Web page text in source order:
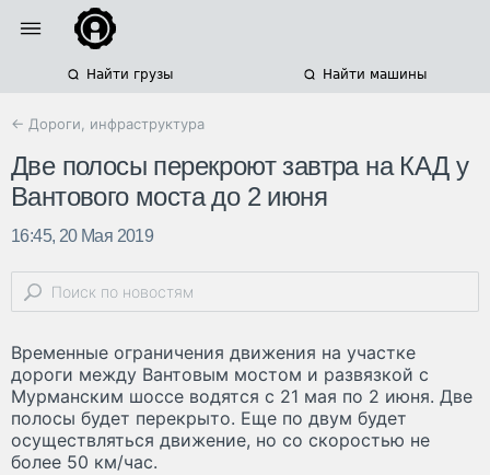
Найти грузы Найти машины
← Дороги, инфраструктура
Две полосы перекроют завтра на КАД у
Вантового моста до 2 июня
16:45, 20 Мая 2019
Временные ограничения движения на участке
дороги между Вантовым мостом и развязкой с
Мурманским шоссе водятся с 21 мая по 2 июня. Две
полосы будет перекрыто. Еще по двум будет
осуществляться движение, но со скоростью не
более 50 км/час.